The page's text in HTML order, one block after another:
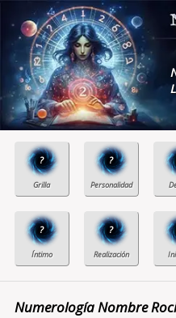
? ?
? ?
Numerología Nombre